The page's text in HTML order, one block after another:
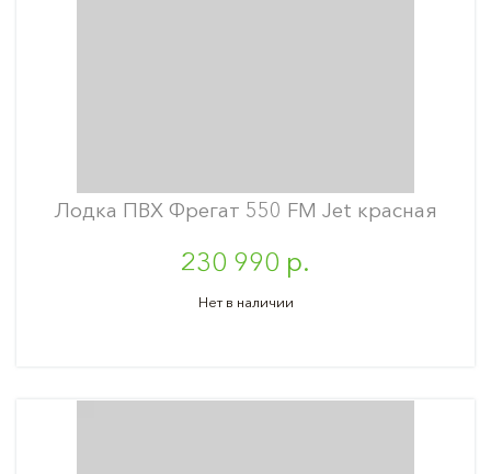
Лодка ПВХ Фрегат 550 FM Jet красная
230 990 р.
Нет в наличии